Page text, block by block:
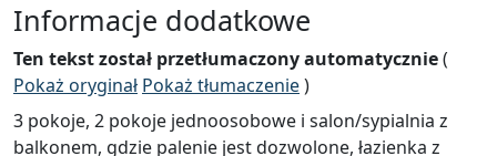
Informacje dodatkowe
Ten tekst został przetłumaczony automatycznie(
Pokaż oryginał Pokaż tłumaczenie)
3 pokoje, 2 pokoje jednoosobowe i salon/sypialnia z
balkonem, gdzie palenie jest dozwolone, łazienka z